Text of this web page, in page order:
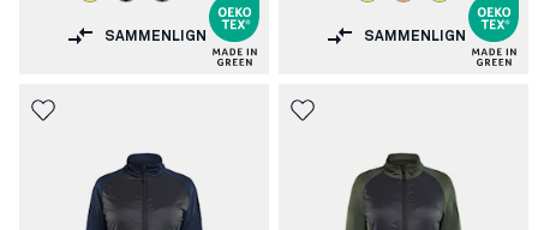
SAMMENLIGN SAMMENLIGN